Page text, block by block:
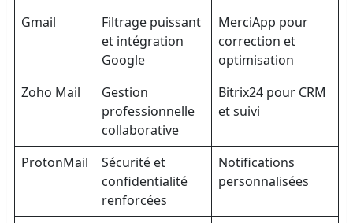
Gmail
Filtrage puissant
et intégration
Google
MerciApp pour
correction et
optimisation
Zoho Mail
Gestion
professionnelle
collaborative
Bitrix24 pour CRM
et suivi
ProtonMail
Sécurité et
confidentialité
renforcées
Notifications
personnalisées